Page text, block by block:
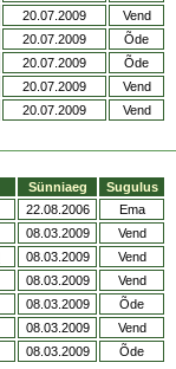
20.07.2009
Vend
20.07.2009
Õde
20.07.2009
Õde
20.07.2009
Vend
20.07.2009 Vend
Sünniaeg
Sugulus
22.08.2006
Ema
08.03.2009
Vend
08.03.2009
Vend
08.03.2009
Vend
08.03.2009
Õde
08.03.2009
Vend
08.03.2009
Õde